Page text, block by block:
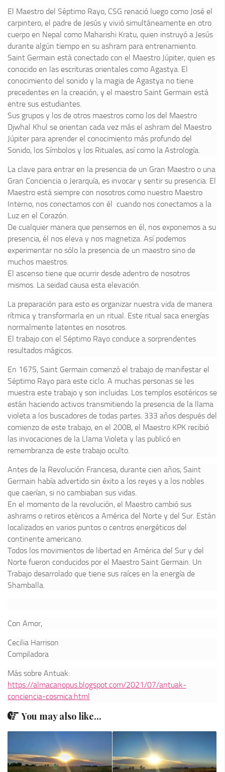
El Maestro del Séptimo Rayo, CSG renació luego como José el
carpintero, el padre de Jesús y vivió simultáneamente en otro
cuerpo en Nepal como Maharishi Kratu, quien instruyó a Jesús
durante algún tiempo en su ashram para entrenamiento.
Saint Germain está conectado con el Maestro Júpiter, quien es
conocido en las escrituras orientales como Agastya. El
conocimiento del sonido y la magia de Agastya no tiene
precedentes en la creación, y el maestro Saint Germain está
entre sus estudiantes.
Sus grupos y los de otros maestros como los del Maestro
Djwhal Khul se orientan cada vez más el ashram del Maestro
Júpiter para aprender el conocimiento más profundo del
Sonido, los Símbolos y los Rituales, así como la Astrología.
La clave para entrar en la presencia de un Gran Maestro o una
Gran Conciencia o Jerarquía, es invocar y sentir su presencia. El
Maestro está siempre con nosotros como nuestro Maestro
Interno, nos conectamos con él cuando nos conectamos a la
Luz en el Corazón.
De cualquier manera que pensemos en él, nos exponemos a su
presencia, él nos eleva y nos magnetiza. Así podemos
experimentar no sólo la presencia de un maestro sino de
muchos maestros.
El ascenso tiene que ocurrir desde adentro de nosotros
mismos. La seidad causa esta elevación.
La preparación para esto es organizar nuestra vida de manera
rítmica y transformarla en un ritual. Este ritual saca energías
normalmente latentes en nosotros.
El trabajo con el Séptimo Rayo conduce a sorprendentes
resultados mágicos.
En 1675, Saint Germain comenzó el trabajo de manifestar el
Séptimo Rayo para este ciclo. A muchas personas se les
muestra este trabajo y son incluidas. Los templos esotéricos se
están haciendo activos transmitiendo la presencia de la llama
violeta a los buscadores de todas partes. 333 años después del
comienzo de este trabajo, en el 2008, el Maestro KPK recibió
las invocaciones de la Llama Violeta y las publicó en
remembranza de este trabajo oculto.
Antes de la Revolución Francesa, durante cien años, Saint
Germain había advertido sin éxito a los reyes y a los nobles
que caerían, si no cambiaban sus vidas.
En el momento de la revolución, el Maestro cambió sus
ashrams o retiros etéricos a América del Norte y del Sur. Están
localizados en varios puntos o centros energéticos del
continente americano.
Todos los movimientos de libertad en América del Sur y del
Norte fueron conducidos por el Maestro Saint Germain. Un
Trabajo desarrolado que tiene sus raíces en la energía de
Shamballa.
Con Amor,
Cecilia Harrison
Compiladora
Más sobre Antuak:
https://almacanopus.blogspot.com/2021/07/antuak-
conciencia-cosmica.html
You may also like...